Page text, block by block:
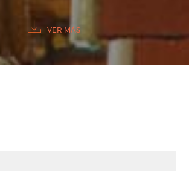
VER MÁS